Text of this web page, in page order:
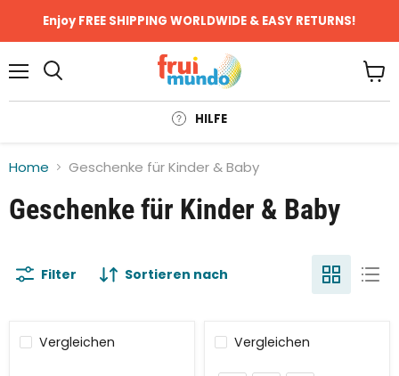
Enjoy FREE SHIPPING WORLDWIDE & EASY RETURNS!
HILFE
Home Geschenke für Kinder & Baby
Geschenke für Kinder & Baby
Filter Sortieren nach
Vergleichen Vergleichen